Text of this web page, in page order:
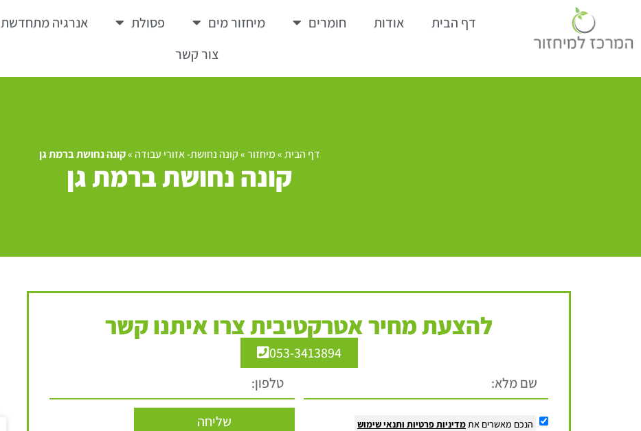
דף הבית אודות חומרים מיחזור מים פסולת אנרגיה מתחדשת
צור קשר
דף הבית»מיחזור»קונה נחושת- אזורי עבודה »קונה נחושת ברמת גן
קונה נחושת ברמת גן
להצעת מחיר אטרקטיבית צרו איתנו קשר
053-3413894
הנכם מאשרים אתמדיניות פרטיות ותנאי שימוש שליחה